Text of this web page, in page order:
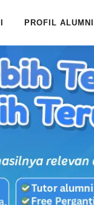
PROFIL ALUMNI